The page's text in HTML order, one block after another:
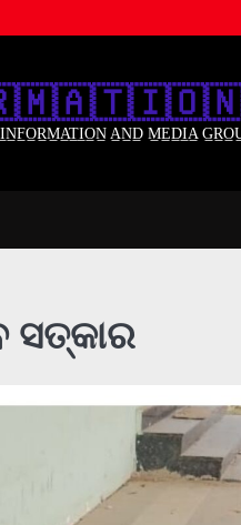
A̲N̲D̲ M̲E̲D̲I̲A̲